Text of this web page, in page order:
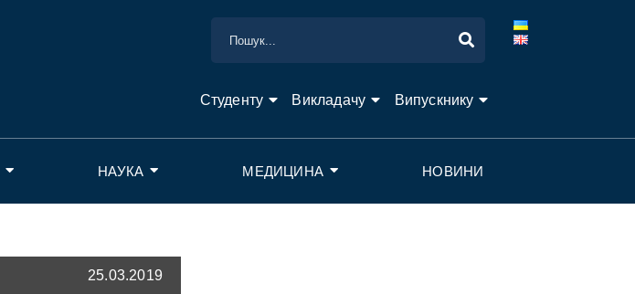
Студенту Викладачу Випускнику
НАУКА МЕДИЦИНА НОВИНИ
25.03.2019